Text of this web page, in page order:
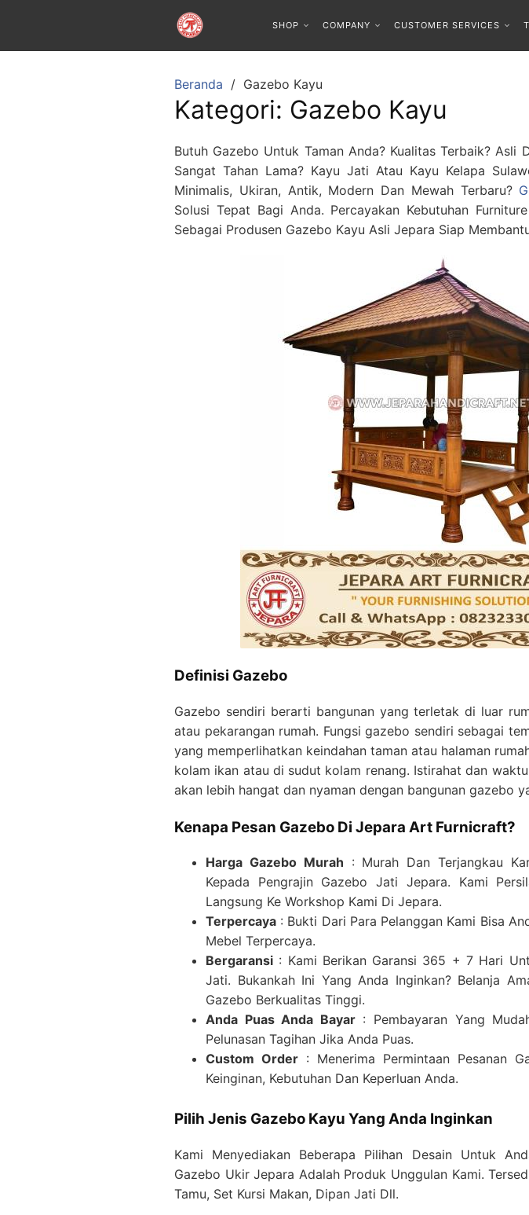
SHOP COMPANY CUSTOMER SERVICES
Beranda Gazebo Kayu
Kategori: Gazebo Kayu
Butuh Gazebo Untuk Taman Anda? Kualitas Terbaik? Asli
Sangat Tahan Lama? Kayu Jati Atau Kayu Kelapa
Minimalis, Ukiran, Antik, Modern Dan Mewah Terbaru?
Solusi Tepat Bagi Anda. Percayakan Kebutuhan
Sebagai Produsen Gazebo Kayu Asli Jepara Siap
Definisi Gazebo
Gazebo sendiri berarti bangunan yang terletak di luar
atau pekarangan rumah. Fungsi gazebo sendiri sebagai
yang memperlihatkan keindahan taman atau halaman
kolam ikan atau di sudut kolam renang. Istirahat dan
akan lebih hangat dan nyaman dengan bangunan gazebo
Kenapa Pesan Gazebo Di Jepara Art Furnicraft?
Harga Gazebo Murah : Murah Dan Terjangkau
Kepada Pengrajin Gazebo Jati Jepara. Kami
Langsung Ke Workshop Kami Di Jepara.
Terpercaya : Bukti Dari Para Pelanggan Kami Bisa
Mebel Terpercaya.
Bergaransi : Kami Berikan Garansi 365 + 7 Hari
Jati. Bukankah Ini Yang Anda Inginkan? Belanja
Gazebo Berkualitas Tinggi.
Anda Puas Anda Bayar: Pembayaran Yang
Pelunasan Tagihan Jika Anda Puas.
Custom Order: Menerima Permintaan Pesanan
Keinginan, Kebutuhan Dan Keperluan Anda.
Pilih Jenis Gazebo Kayu Yang Anda Inginkan
Kami Menyediakan Beberapa Pilihan Desain Untuk
Gazebo Ukir Jepara Adalah Produk Unggulan Kami.
Tamu, Set Kursi Makan, Dipan Jati Dll.